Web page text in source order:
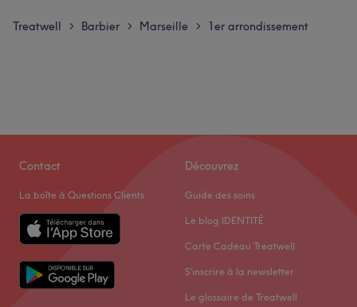
Treatwell > Barbier > Marseille > 1er arrondissement
Contact
La boîte à Questions Clients
Découvrez
Guide des soins
Le blog IDENTITÉ
Carte Cadeau Treatwell
S'inscrire à la newsletter
Le glossaire de Treatwell